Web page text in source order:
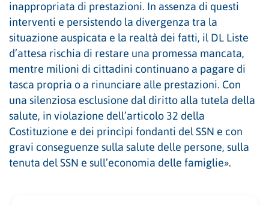
inappropriata di prestazioni. In assenza di questi
interventi e persistendo la divergenza tra la
situazione auspicata e la realtà dei fatti, il DL Liste
d’attesa rischia di restare una promessa mancata,
mentre milioni di cittadini continuano a pagare di
tasca propria o a rinunciare alle prestazioni. Con
una silenziosa esclusione dal diritto alla tutela della
salute, in violazione dell’articolo 32 della
Costituzione e dei princìpi fondanti del SSN e con
gravi conseguenze sulla salute delle persone, sulla
tenuta del SSN e sull’economia delle famiglie».